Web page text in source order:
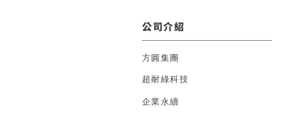
公司介紹
方圓集團
超耐綠科技
企業永續